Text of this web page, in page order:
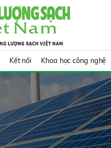
Kết nối Khoa học công nghệ